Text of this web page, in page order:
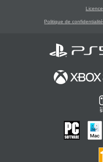
Licence
Politique de confidentialité